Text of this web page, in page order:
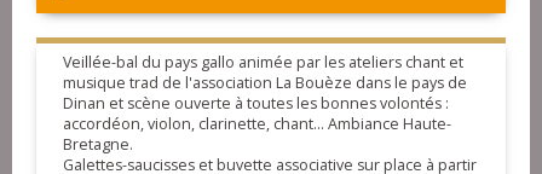
Veillée-bal du pays gallo animée par les ateliers chant et
musique trad de l'association La Bouèze dans le pays de
Dinan et scène ouverte à toutes les bonnes volontés :
accordéon, violon, clarinette, chant... Ambiance Haute-
Bretagne.
Galettes-saucisses et buvette associative sur place à partir